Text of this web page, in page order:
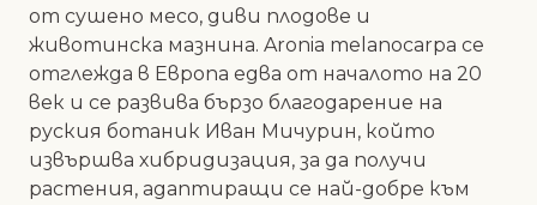
от сушено месо, диви плодове и
животинска мазнина. Aronia melanocarpa се
отглежда в Европа едва от началото на 20
век и се развива бързо благодарение на
руския ботаник Иван Мичурин, който
извършва хибридизация, за да получи
растения, адаптиращи се най-добре към